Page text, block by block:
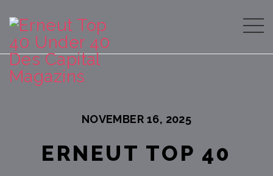
NOVEMBER 16, 2025
ERNEUT TOP 40